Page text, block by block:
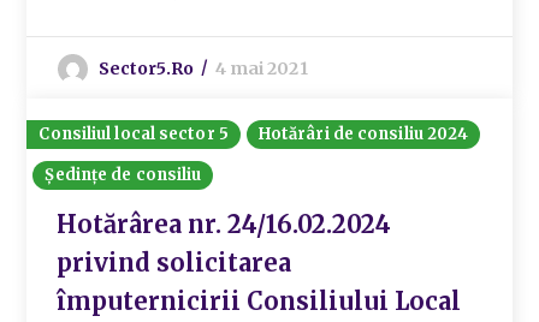
Sector5.ro 4 mai 2021
Consiliul local sector 5
Hotărâri de consiliu 2024
Ședințe de consiliu
Hotărârea nr. 24/16.02.2024
privind solicitarea
împuternicirii Consiliului Local